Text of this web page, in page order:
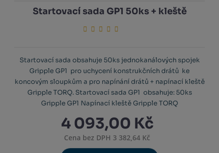
Startovací sada GP1 50ks + kleště
Startovací sada obsahuje 50ks jednokanálových spojek
Gripple GP1 pro uchycení konstrukčních drátů ke
koncovým sloupkům a pro napínání drátů + napínací kleště
Gripple TORQ. Startovací sada GP1 obsahuje: 50ks
Gripple GP1 Napínací kleště Gripple TORQ
4 093,00 Kč
Cena bez DPH 3 382,64 Kč